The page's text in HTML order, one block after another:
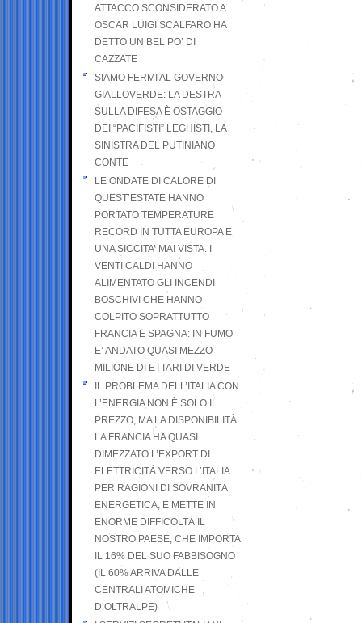
ATTACCO SCONSIDERATO A
OSCAR LUIGI SCALFARO HA
DETTO UN BEL PO’ DI
CAZZATE
SIAMO FERMI AL GOVERNO
GIALLOVERDE: LA DESTRA
SULLA DIFESA È OSTAGGIO
DEI “PACIFISTI” LEGHISTI, LA
SINISTRA DEL PUTINIANO
CONTE
LE ONDATE DI CALORE DI
QUEST’ESTATE HANNO
PORTATO TEMPERATURE
RECORD IN TUTTA EUROPA E
UNA SICCITA’ MAI VISTA. I
VENTI CALDI HANNO
ALIMENTATO GLI INCENDI
BOSCHIVI CHE HANNO
COLPITO SOPRATTUTTO
FRANCIA E SPAGNA: IN FUMO
E’ ANDATO QUASI MEZZO
MILIONE DI ETTARI DI VERDE
IL PROBLEMA DELL’ITALIA CON
L’ENERGIA NON È SOLO IL
PREZZO, MA LA DISPONIBILITÀ.
LA FRANCIA HA QUASI
DIMEZZATO L’EXPORT DI
ELETTRICITÀ VERSO L’ITALIA
PER RAGIONI DI SOVRANITÀ
ENERGETICA, E METTE IN
ENORME DIFFICOLTÀ IL
NOSTRO PAESE, CHE IMPORTA
IL 16% DEL SUO FABBISOGNO
(IL 60% ARRIVA DALLE
CENTRALI ATOMICHE
D’OLTRALPE)